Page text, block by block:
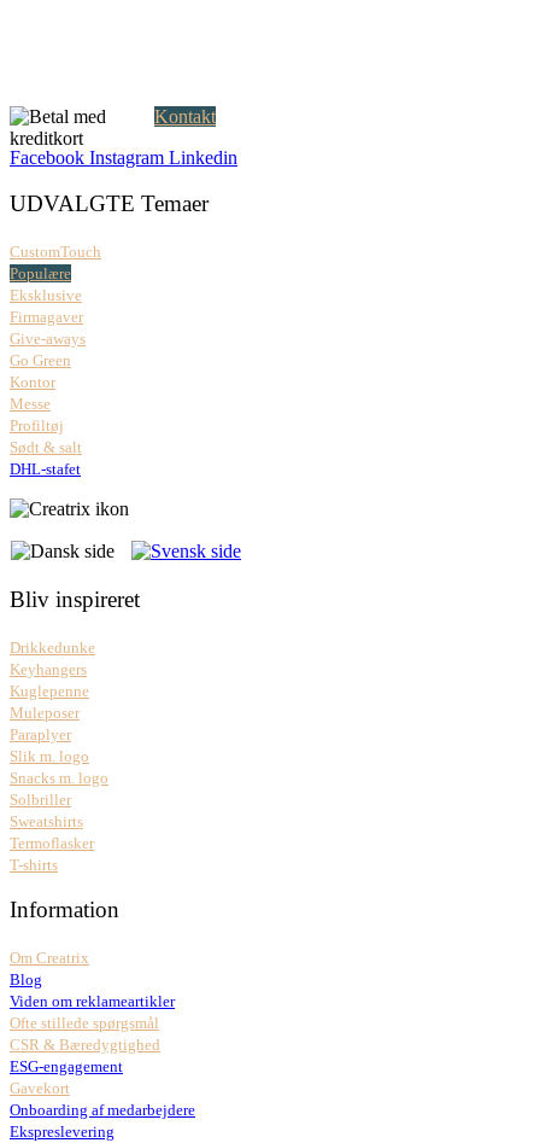
Kontakt
Facebook Instagram Linkedin
UDVALGTE Temaer
CustomTouch
Populære
Eksklusive
Firmagaver
Give-aways
Go Green
Kontor
Messe
Profiltøj
Sødt & salt
DHL-stafet
Bliv inspireret
Drikkedunke
Keyhangers
Kuglepenne
Muleposer
Paraplyer
Slik m. logo
Snacks m. logo
Solbriller
Sweatshirts
Termoflasker
T-shirts
Information
Om Creatrix
Blog
Viden om reklameartikler
Ofte stillede spørgsmål
CSR & Bæredygtighed
ESG-engagement
Gavekort
Onboarding af medarbejdere
Ekspreslevering